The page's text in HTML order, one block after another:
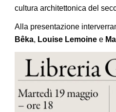
cultura architettonica del
Alla presentazione
Bêka, Louise Lemoine e